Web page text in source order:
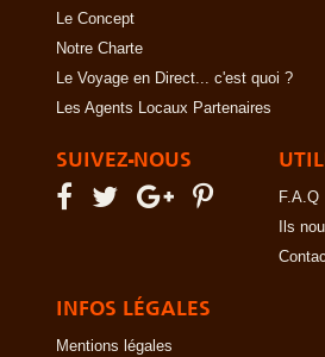
Le Concept
Notre Charte
Le Voyage en Direct... c'est quoi ?
Les Agents Locaux Partenaires
SUIVEZ-NOUS
F.A.Q
Ils
INFOS LÉGALES
Mentions légales